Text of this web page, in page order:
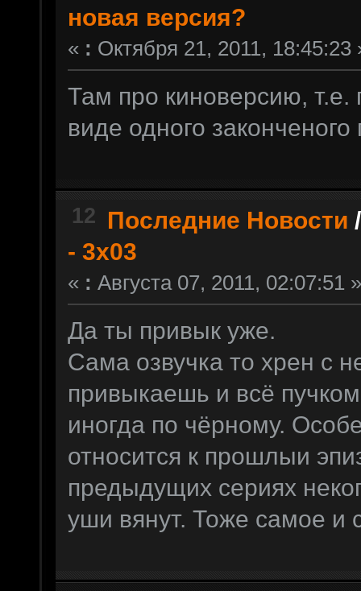
новая версия?
« : Октября 21, 2011, 18:45:23
Там про киноверсию,
виде одного
12 Последние Новости
- 3x03
« : Августа 07, 2011, 02:07:51 »
Да ты привык уже.
Сама озвучка то хрен с
привыкаешь и всё
иногда по чёрному.
относится к прошлыи
предыдущих сериях
уши вянут. Тоже самое и